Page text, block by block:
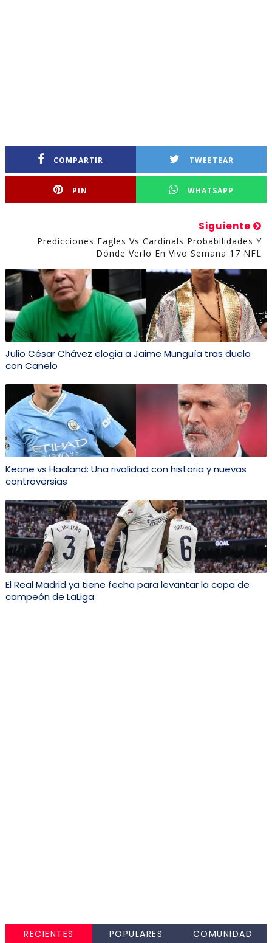
COMPARTIR TWEETEAR
PIN WHATSAPP
Siguiente
Predicciones Eagles Vs Cardinals Probabilidades Y
Dónde Verlo En Vivo Semana 17 NFL
Julio César Chávez elogia a Jaime Munguía tras duelo
con Canelo
Keane vs Haaland: Una rivalidad con historia y nuevas
controversias
El Real Madrid ya tiene fecha para levantar la copa de
campeón de LaLiga
RECIENTES POPULARES COMUNIDAD